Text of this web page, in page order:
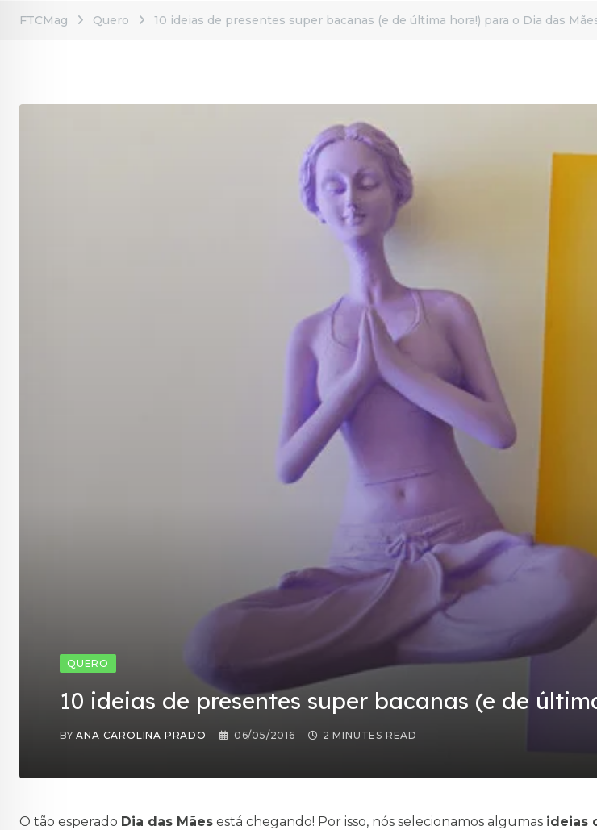
FTCMag Quero 10 ideias de presentes super bacanas (e de última hora!) para o Dia das
QUERO
10 ideias de presentes super bacanas (e de
BYANA CAROLINA PRADO 06/05/2016 2 MINUTES READ
O tão esperado Dia das Mães está chegando! Por isso, nós selecionamos algumas ideias